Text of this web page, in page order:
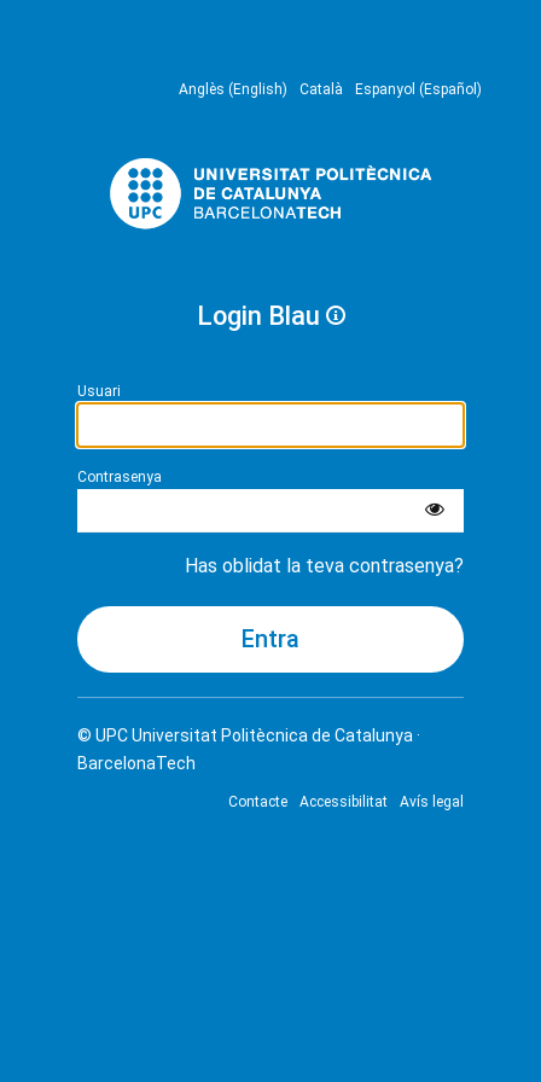
Anglès (English) Català Espanyol (Español)
Login Blau
Usuari
Contrasenya
Has oblidat la teva contrasenya?
© UPCUniversitat Politècnica de Catalunya ·
BarcelonaTech
Contacte Accessibilitat Avís legal